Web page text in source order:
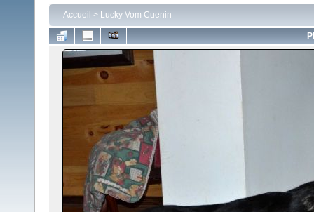
Accueil > Lucky Vom Cuenin